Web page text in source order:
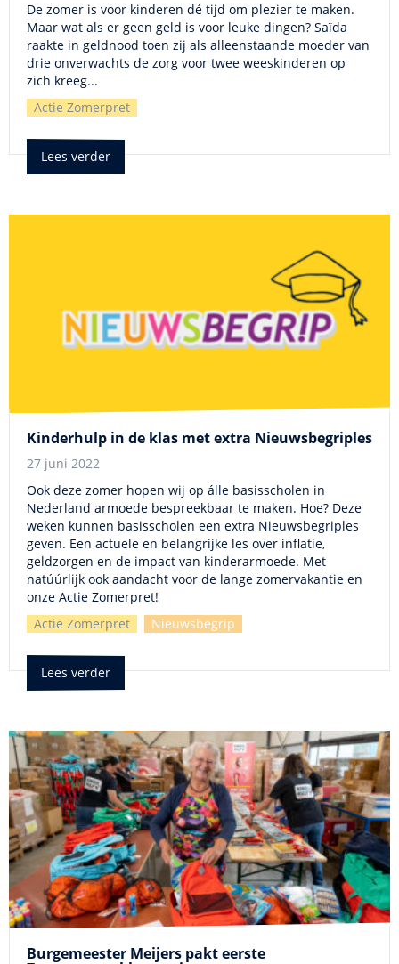
De zomer is voor kinderen dé tijd om plezier te maken.
Maar wat als er geen geld is voor leuke dingen? Saïda
raakte in geldnood toen zij als alleenstaande moeder van
drie onverwachts de zorg voor twee weeskinderen op
zich kreeg...
Actie Zomerpret
Lees verder
Kinderhulp in de klas met extra Nieuwsbegriples
27 juni 2022
Ook deze zomer hopen wij op álle basisscholen in
Nederland armoede bespreekbaar te maken. Hoe? Deze
weken kunnen basisscholen een extra Nieuwsbegriples
geven. Een actuele en belangrijke les over inflatie,
geldzorgen en de impact van kinderarmoede. Met
natúúrlijk ook aandacht voor de lange zomervakantie en
onze Actie Zomerpret!
Actie Zomerpret
Nieuwsbegrip
Lees verder
Burgemeester Meijers pakt eerste